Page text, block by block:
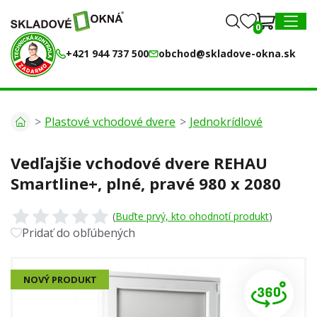
0
+421 944 737 500 obchod@skladove-okna.sk
0
Plastové vchodové dvere Jednokrídlové
Vedľajšie vchodové dvere REHAU
Smartline+, plné, pravé 980 x 2080
(Buďte prvý, kto ohodnotí produkt)
Pridať do obľúbených
NOVÝ PRODUKT